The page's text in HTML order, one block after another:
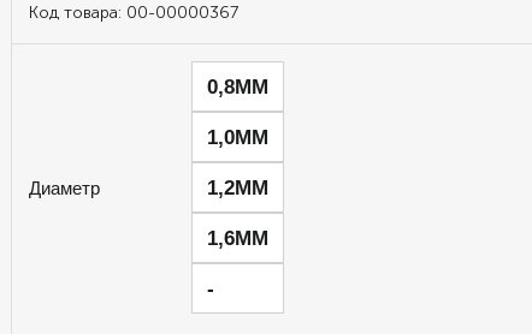
Код товара: 00-00000367
Диаметр
0,8ММ
1,0ММ
1,2ММ
1,6ММ
-